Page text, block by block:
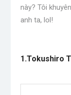
này? Tôi
anh ta, lol!
1.Tokushiro